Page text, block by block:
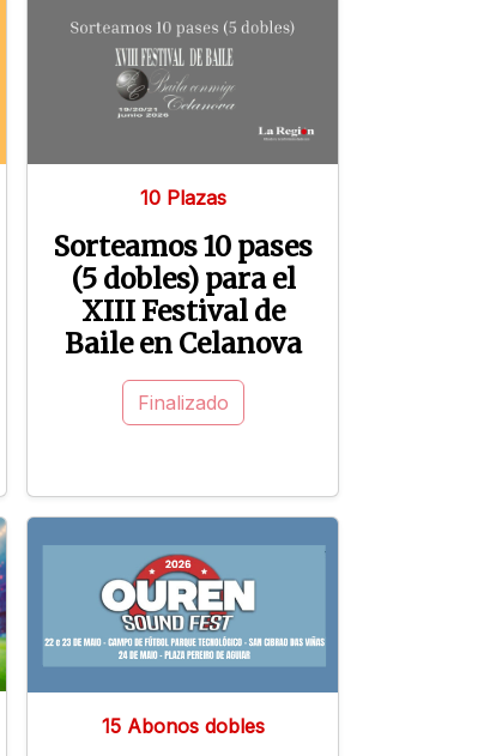
10 Plazas
Sorteamos 10 pases
(5 dobles) para el
XIII Festival de
Baile en Celanova
Finalizado
15 Abonos dobles